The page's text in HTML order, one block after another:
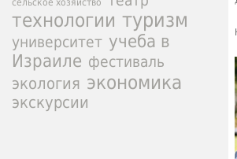
сельское хозяйство
технологии туризм
университет учеба в
Израиле фестиваль
экология экономика
экскурсии